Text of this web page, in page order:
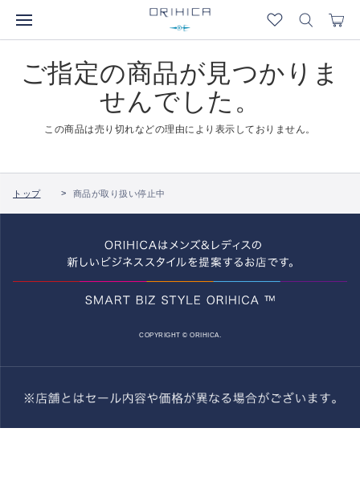
ご指定の商品が見つかりま
せんでした。
この商品は売り切れなどの理由により表示しておりません。
トップ 商品が取り扱い停止中
COPYRIGHT © ORIHICA.